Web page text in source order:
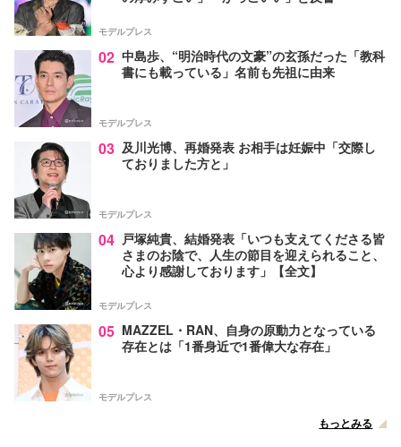
モデルプレス
02 中島歩、“明治時代の文豪”の玄孫だった「教科
書にも載っている」名前も先祖に由来
モデルプレス
03 及川光博、再婚発表 お相手は妊娠中「交際し
ておりました方と」
モデルプレス
04 戸塚純貴、結婚発表「いつも支えてくださる皆
さまのお陰で、人生の節目を迎えられること、
心より感謝しております」【全文】
モデルプレス
05 MAZZEL・RAN、自身の原動力となっている
存在とは「1番身近で1番偉大な存在」
モデルプレス
もっとみる